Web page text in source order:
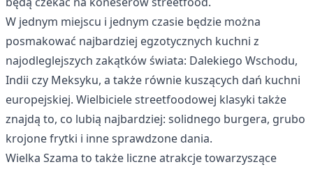
W jednym miejscu i jednym czasie będzie można
posmakować najbardziej egzotycznych kuchni z
najodleglejszych zakątków świata: Dalekiego Wschodu,
Indii czy Meksyku, a także równie kuszących dań kuchni
europejskiej. Wielbiciele streetfoodowej klasyki także
znajdą to, co lubią najbardziej: solidnego burgera, grubo
krojone frytki i inne sprawdzone dania.
Wielka Szama to także liczne atrakcje towarzyszące